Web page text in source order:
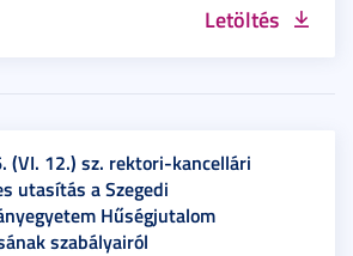
Letöltés
(VI. 12.) sz. rektori-kancellári
utasítás a Szegedi
Hűségjutalom
szabályairól